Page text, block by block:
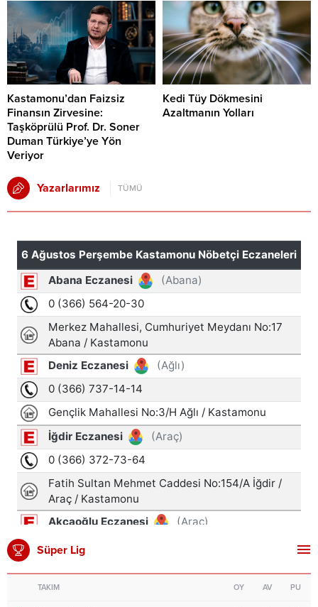
Kastamonu’dan Faizsiz
Finansın Zirvesine:
Taşköprülü Prof. Dr. Soner
Duman Türkiye’ye Yön
Veriyor
Kedi Tüy Dökmesini
Azaltmanın Yolları
Yazarlarımız TÜMÜ
Süper Lig
TAKIM OY AV PU